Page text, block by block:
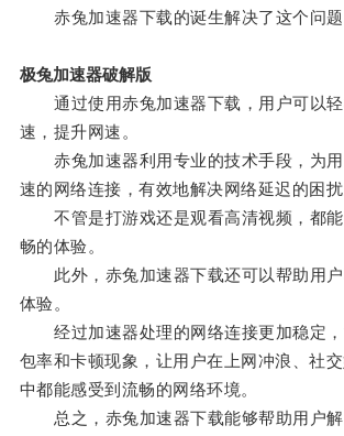
赤兔加速器下载的诞生解决了这个问题
极兔加速器破解版
通过使用赤兔加速器下载，用户可以轻
速，提升网速。
赤兔加速器利用专业的技术手段，为用
速的网络连接，有效地解决网络延迟的困扰
不管是打游戏还是观看高清视频，都能
畅的体验。
此外，赤兔加速器下载还可以帮助用户
体验。
经过加速器处理的网络连接更加稳定，
包率和卡顿现象，让用户在上网冲浪、社
中都能感受到流畅的网络环境。
总之，赤兔加速器下载能够帮助用户解